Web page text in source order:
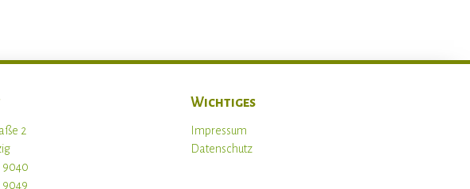
2
9040
9049
Wichtiges
Impressum
Datenschutz